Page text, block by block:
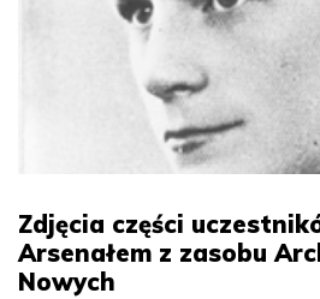
Zdjęcia części
Arsenałem z zasobu
Nowych